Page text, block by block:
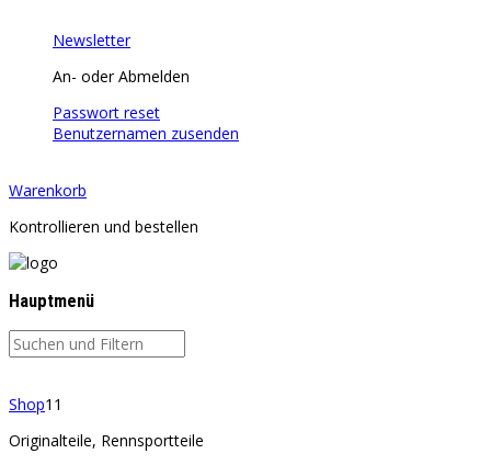
Newsletter
An- oder Abmelden
Passwort reset
Benutzernamen zusenden
Warenkorb
Kontrollieren und bestellen
Hauptmenü
Shop11
Originalteile, Rennsportteile